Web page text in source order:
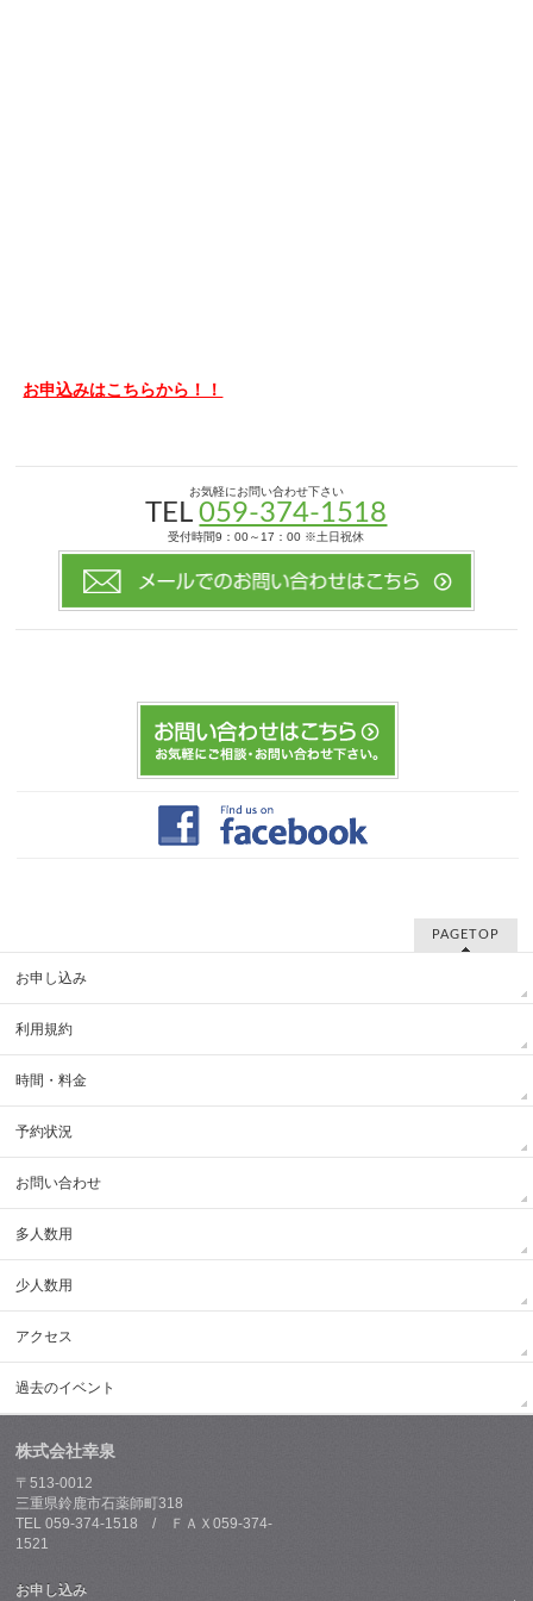
お申込みはこちらから！！
お気軽にお問い合わせ下さい
TEL059-374-1518
受付時間9：00～17：00 ※土日祝休
PAGETOP
お申し込み
利用規約
時間・料金
予約状況
お問い合わせ
多人数用
少人数用
アクセス
過去のイベント
株式会社幸泉
〒513-0012
三重県鈴鹿市石薬師町318
TEL 059-374-1518 / ＦＡＸ059-374-
1521
お申し込み